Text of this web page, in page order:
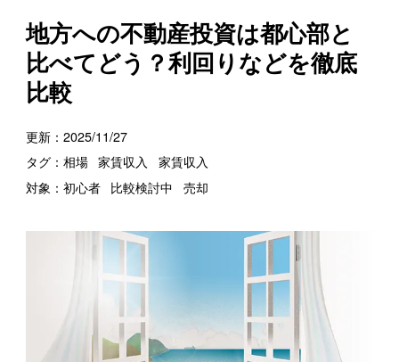
地方への不動産投資は都心部と
比べてどう？利回りなどを徹底
比較
更新： 2025/11/27
タグ： 相場 家賃収入
家賃収入
対象： 初心者 比較検討中 売却